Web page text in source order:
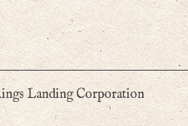
Landing Corporation